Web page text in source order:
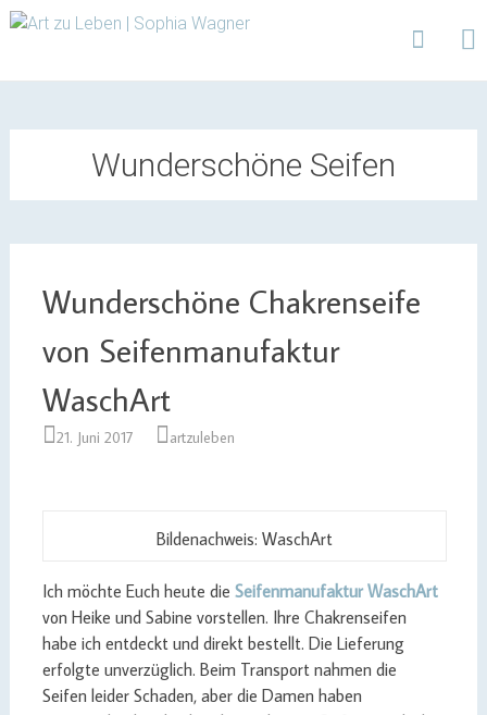
Art zu Leben | Sophia
Wunderschöne Seifen
Wunderschöne Chakrenseife
von Seifenmanufaktur
WaschArt
21. Juni 2017 artzuleben
Bildenachweis: WaschArt
Ich möchte Euch heute die Seifenmanufaktur WaschArt
von Heike und Sabine vorstellen. Ihre Chakrenseifen
habe ich entdeckt und direkt bestellt. Die Lieferung
erfolgte unverzüglich. Beim Transport nahmen die
Seifen leider Schaden, aber die Damen haben